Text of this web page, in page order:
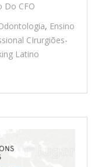
Do CFO
, Ensino
CIrurgiões-
Latino